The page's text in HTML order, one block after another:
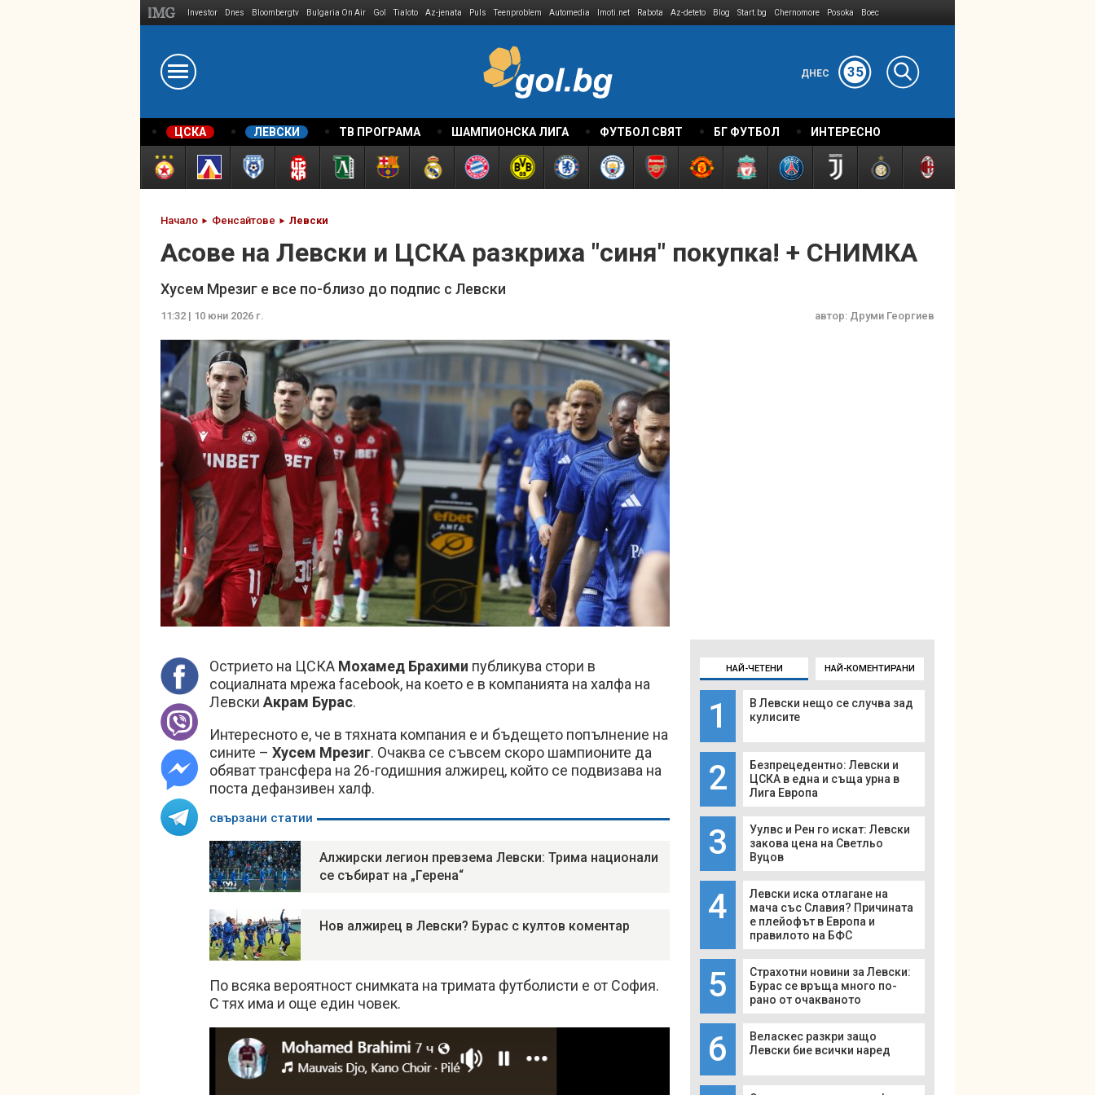
Investor Dnes Bloombergtv Bulgaria On Air Gol Tialoto Az-jenata Puls Teenproblem Automedia Imoti.net Rabota Az-deteto Blog Start.bg Chernomore Posoka Boec
ДНЕС 35
ЦСКА ЛЕВСКИ ТВ ПРОГРАМА ШАМПИОНСКА ЛИГА ФУТБОЛ СВЯТ БГ ФУТБОЛ ИНТЕРЕСНО
Начало Фенсайтове Левски
Асове на Левски и ЦСКА разкриха "синя" покупка! + СНИМКА
Хусем Мрезиг е все по-близо до подпис с Левски
11:32 | 10 юни 2026 г. автор: Друми Георгиев
Острието на ЦСКА Мохамед Брахими публикува стори в
социалната мрежа facebook, на което е в компанията на халфа на
Левски Акрам Бурас.
Интересното е, че в тяхната компания е и бъдещето попълнение на
сините – Хусем Мрезиг. Очаква се съвсем скоро шампионите да
обяват трансфера на 26-годишния алжирец, който се подвизава на
поста дефанзивен халф.
свързани статии
Алжирски легион превзема Левски: Трима национали
се събират на „Герена“
Нов алжирец в Левски? Бурас с култов коментар
По всяка вероятност снимката на тримата футболисти е от София.
С тях има и още един човек.
НАЙ-ЧЕТЕНИ НАЙ-КОМЕНТИРАНИ
1
В Левски нещо се случва зад
кулисите
2
Безпрецедентно: Левски и
ЦСКА в една и съща урна в
Лига Европа
3
Уулвс и Рен го искат: Левски
закова цена на Светльо
Вуцов
4
Левски иска отлагане на
мача със Славия? Причината
е плейофът в Европа и
правилото на БФС
5
Страхотни новини за Левски:
Бурас се връща много по-
рано от очакваното
6
Веласкес разкри защо
Левски бие всички наред